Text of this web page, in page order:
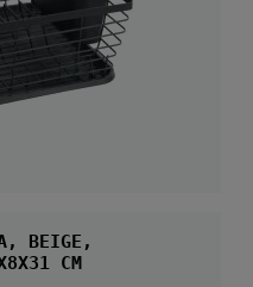
BEIGE,
CM